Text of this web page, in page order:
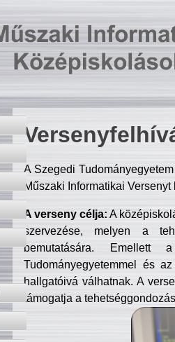
A Szegedi
Műszaki Informatikai
A verseny célja: A
szervezése, melyen a
bemutatására. Emellett
Tudományegyetemmel és
hallgatóivá válhatnak. A
támogatja a